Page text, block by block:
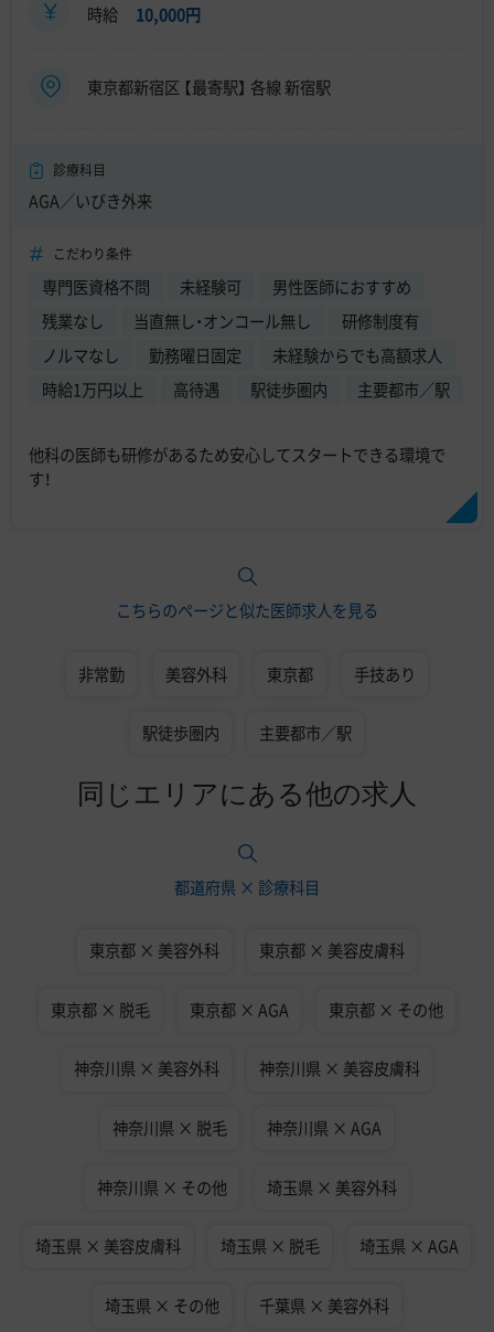
時給 10,000円
東京都新宿区 【最寄駅】 各線 新宿駅
診療科目
AGA／いびき外来
こだわり条件
専門医資格不問 未経験可
男性医師におすすめ
残業なし
当直無し・オンコール無し
研修制度有
ノルマなし
勤務曜日固定
未経験からでも高額求人
時給1万円以上
高待遇 駅徒歩圏内 主要都市／駅
他科の医師も研修があるため安心してスタートできる環境で
す！
こちらのページと似た医師求人を見る
非常勤 美容外科 東京都 手技あり
駅徒歩圏内 主要都市／駅
同じエリアにある他の求人
都道府県 × 診療科目
東京都 × 美容外科 東京都 × 美容皮膚科
東京都 × 脱毛 東京都 × AGA 東京都 × その他
神奈川県 × 美容外科 神奈川県 × 美容皮膚科
神奈川県 × 脱毛 神奈川県 × AGA
神奈川県 × その他 埼玉県 × 美容外科
埼玉県 × 美容皮膚科 埼玉県 × 脱毛 埼玉県 × AGA
埼玉県 × その他 千葉県 × 美容外科